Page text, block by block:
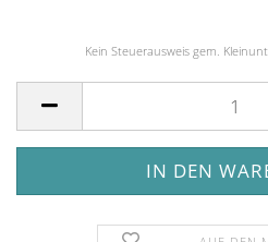
Kein Steuerausweis gem.